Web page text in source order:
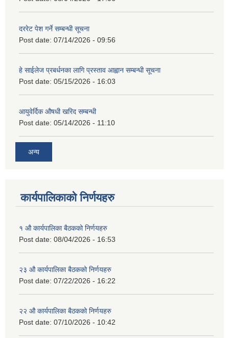
दररेट पेश गर्ने सम्बन्धी सूचना
Post date: 07/14/2026 - 09:56
हे साईलेज प्रबर्धनका लागि प्रस्ताव आह्वान सम्बन्धी सूचना
Post date: 05/15/2026 - 16:03
आयुवेर्दिक औषधी खरिद सम्बन्धी
Post date: 05/14/2026 - 11:10
अन्य
कार्यपालिकाको निर्णयहरु
१ औ कार्यपालिका बैठकको निर्णयहरु
Post date: 08/04/2026 - 16:53
२३ औ कार्यपालिका बैठकको निर्णयहरु
Post date: 07/22/2026 - 16:22
२२ औ कार्यपालिका बैठकको निर्णयहरु
Post date: 07/10/2026 - 10:42